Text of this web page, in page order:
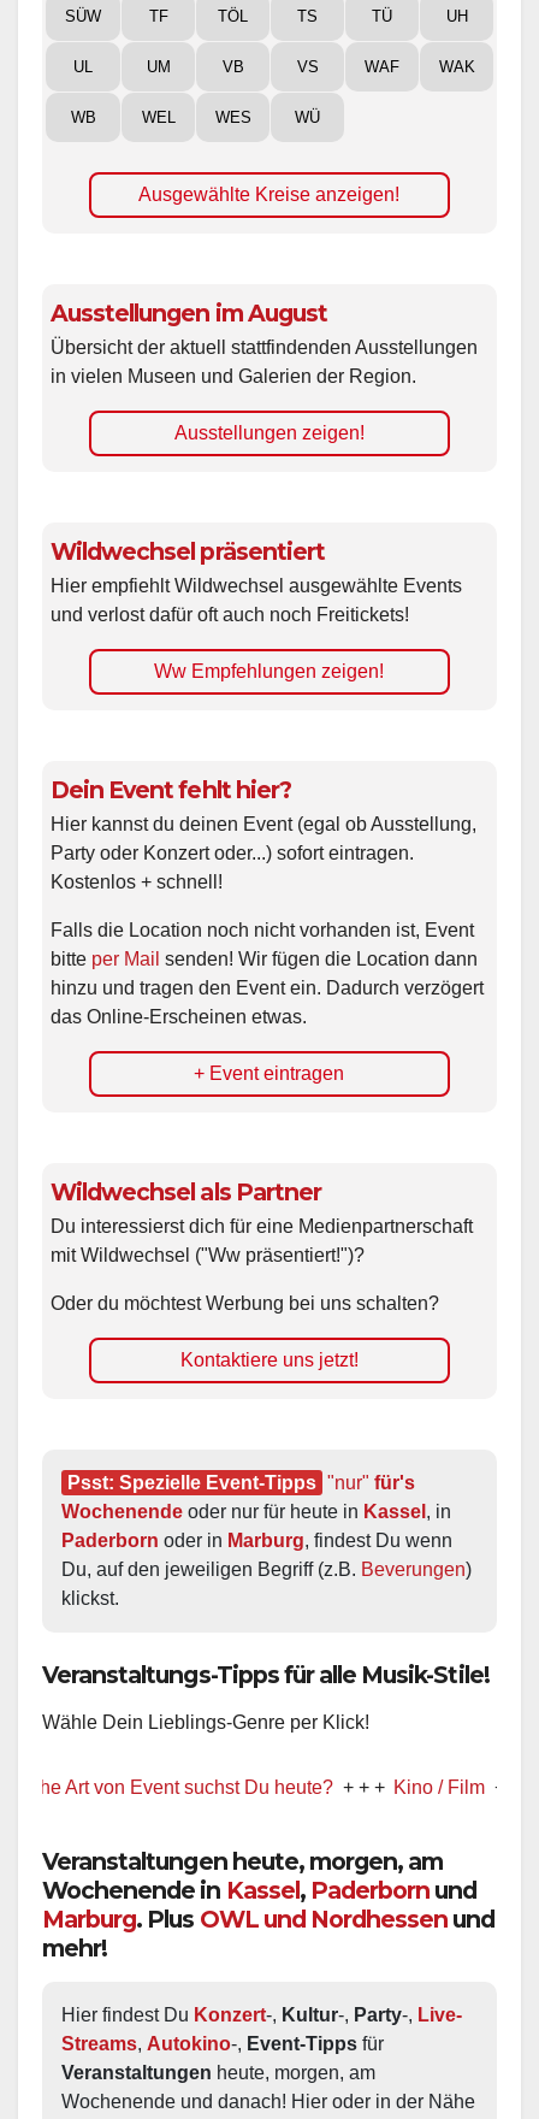
SÜW TF TÖL TS TÜ UH
UL UM VB VS WAF WAK
WB WEL WES WÜ
Ausgewählte Kreise anzeigen!
Ausstellungen im August
Übersicht der aktuell stattfindenden Ausstellungen
in vielen Museen und Galerien der Region.
Ausstellungen zeigen!
Wildwechsel präsentiert
Hier empfiehlt Wildwechsel ausgewählte Events
und verlost dafür oft auch noch Freitickets!
Ww Empfehlungen zeigen!
Dein Event fehlt hier?
Hier kannst du deinen Event (egal ob Ausstellung,
Party oder Konzert oder...) sofort eintragen.
Kostenlos + schnell!
Falls die Location noch nicht vorhanden ist, Event
bitte per Mail senden! Wir fügen die Location dann
hinzu und tragen den Event ein. Dadurch verzögert
das Online-Erscheinen etwas.
+ Event eintragen
Wildwechsel als Partner
Du interessierst dich für eine Medienpartnerschaft
mit Wildwechsel ("Ww präsentiert!")?
Oder du möchtest Werbung bei uns schalten?
Kontaktiere uns jetzt!
Psst: Spezielle Event-Tipps "nur" für's
Wochenende oder nur für heute in Kassel
Paderborn oder in Marburg, findest Du wenn
Du, auf den jeweiligen Begriff (z.B. Beverungen)
klickst.
Veranstaltungs-Tipps für alle Musik-Stile!
Wähle Dein Lieblings-Genre per Klick!
von Event suchst Du heute? + + + Kino / Film + + + Ww
Veranstaltungen heute, morgen, am
Wochenende in Kassel , Paderborn und
Marburg. Plus OWL und Nordhessen und
mehr!
Hier findest Du Konzert-, Kultur-, Party-, Live-
Streams, Autokino-, Event-Tipps
Veranstaltungen heute, morgen, am
Wochenende und danach! Hier oder in der Nähe